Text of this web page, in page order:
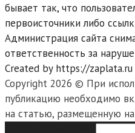
бывает так, что
первоисточники либо
Администрация сайта
ответственность за
Created by https://zaplata.ru
Copyright 2026 © При
публикацию необходимо
на статью, размещенную